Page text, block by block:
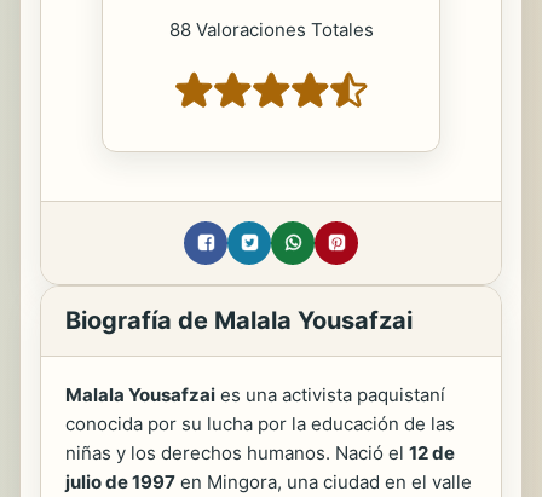
88 Valoraciones Totales
Biografía de Malala Yousafzai
Malala Yousafzai es una activista paquistaní
conocida por su lucha por la educación de las
niñas y los derechos humanos. Nació el 12 de
julio de 1997 en Mingora, una ciudad en el valle